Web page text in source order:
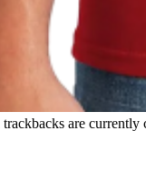
are currently